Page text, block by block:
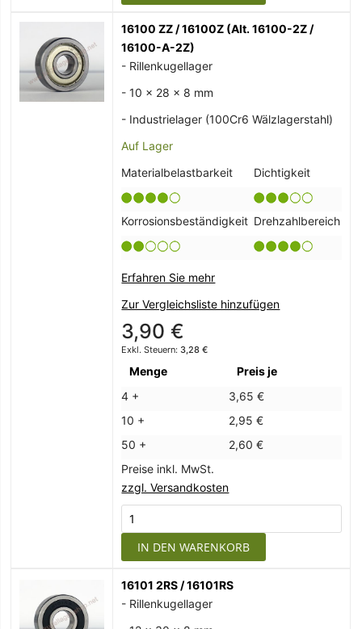
16100 ZZ / 16100Z (Alt. 16100-2Z /
16100-A-2Z)
- Rillenkugellager
- 10 x 28 x 8 mm
- Industrielager (100Cr6 Wälzlagerstahl)
Auf Lager
Materialbelastbarkeit
Dichtigkeit
Korrosionsbeständigkeit Drehzahlbereich
Erfahren Sie mehr
Zur Vergleichsliste hinzufügen
3,90 €
3,28 €
Menge
Preis je
4 +
3,65 €
10 +
2,95 €
50 +
2,60 €
Preise inkl. MwSt.
zzgl. Versandkosten
IN DEN WARENKORB
16101 2RS / 16101RS
- Rillenkugellager